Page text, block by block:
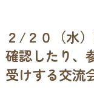
２/２０（水
確認したり、
受けする交流